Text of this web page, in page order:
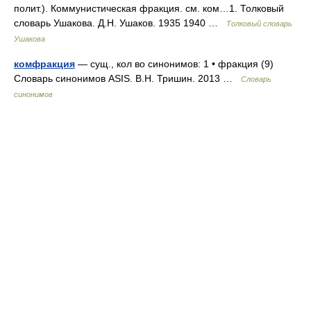
полит.). Коммунистическая фракция. см. ком…1. Толковый
словарь Ушакова. Д.Н. Ушаков. 1935 1940 …
Толковый словарь
Ушакова
комфракция — сущ., кол во синонимов: 1 • фракция (9)
Словарь синонимов ASIS. В.Н. Тришин. 2013 …
Словарь
синонимов